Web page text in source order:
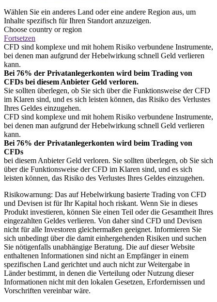
Wählen Sie ein anderes Land oder eine andere Region aus, um
Inhalte spezifisch für Ihren Standort anzuzeigen.
Choose country or region
Fortsetzen
CFD sind komplexe und mit hohem Risiko verbundene Instrumente,
bei denen man aufgrund der Hebelwirkung schnell Geld verlieren
kann.
Bei 76% der Privatanlegerkonten wird beim Trading von
CFDs bei diesem Anbieter Geld verloren.
Sie sollten überlegen, ob Sie sich über die Funktionsweise der CFD
im Klaren sind, und es sich leisten können, das Risiko des Verlustes
Ihres Geldes einzugehen.
CFD sind komplexe und mit hohem Risiko verbundene Instrumente,
bei denen man aufgrund der Hebelwirkung schnell Geld verlieren
kann.
Bei 76% der Privatanlegerkonten wird beim Trading von
CFDs
bei diesem Anbieter Geld verloren. Sie sollten überlegen, ob Sie sich
über die Funktionsweise der CFD im Klaren sind, und es sich
leisten können, das Risiko des Verlustes Ihres Geldes einzugehen.
Risikowarnung: Das auf Hebelwirkung basierte Trading von CFD
und Devisen ist für Ihr Kapital hoch riskant. Wenn Sie in dieses
Produkt investieren, können Sie einen Teil oder die Gesamtheit Ihres
eingezahlten Geldes verlieren. Von daher sind CFD und Devisen
nicht für alle Investoren gleichermaßen geeignet. Informieren Sie
sich unbedingt über die damit einhergehenden Risiken und suchen
Sie nötigenfalls unabhängige Beratung. Die auf dieser Website
enthaltenen Informationen sind nicht an Empfänger in einem
spezifischen Land gerichtet und auch nicht zur Weitergabe in
Länder bestimmt, in denen die Verteilung oder Nutzung dieser
Informationen nicht mit den lokalen Gesetzen, Erfordernissen und
Vorschriften vereinbar wäre.